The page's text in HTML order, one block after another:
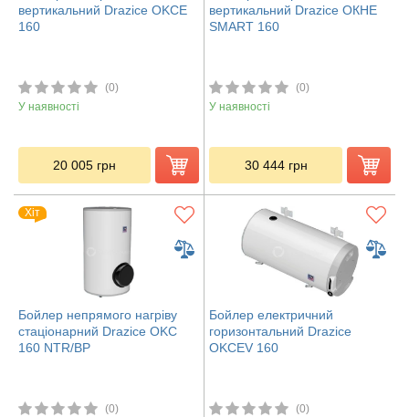
вертикальний Drazice OKCE
160
(0)
У наявності
20 005 грн
вертикальний Drazice ОКHE
SMART 160
(0)
У наявності
30 444 грн
Хіт
Бойлер непрямого нагріву
стаціонарний Drazice OKC
160 NTR/BP
(0)
Бойлер електричний
горизонтальний Drazice
OKCEV 160
(0)